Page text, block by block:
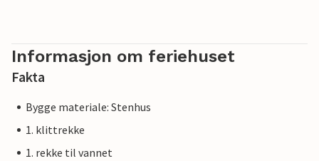
Informasjon om feriehuset
Fakta
Bygge materiale: Stenhus
1. klittrekke
1. rekke til vannet